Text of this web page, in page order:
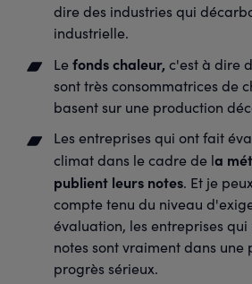
dire des industries qui
industrielle.
Lefonds chaleur, c'est à dire
sont très consommatrices de
basent sur une production
Les entreprises qui ont fait
climat dans le cadre de la
publient leurs notes. Et je
compte tenu du niveau
évaluation, les entreprises
notes sont vraiment dans une
progrès sérieux.